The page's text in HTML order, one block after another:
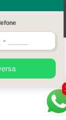
de 19/02/1998)